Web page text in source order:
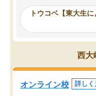
ーティングを行い、そ
見てから講師を決定す
す。
うちの子は、初回面談
オンラインツールを使
共有があり宿題もそち
トウコベ【東大生
西大
オンライン校 詳しく